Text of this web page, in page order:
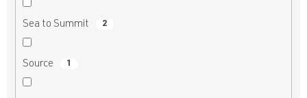
Sea to Summit 2
Source 1